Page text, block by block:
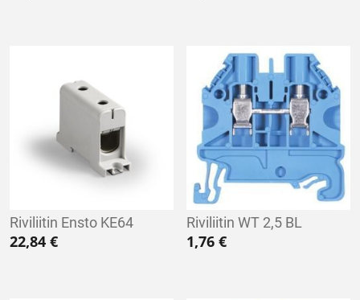
Riviliitin Ensto KE64
22,84 €
Riviliitin WT 2,5 BL
1,76€